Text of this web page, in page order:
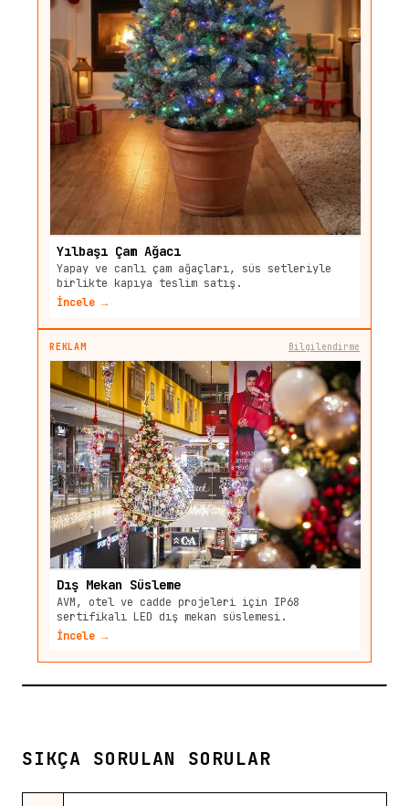
Yılbaşı Çam Ağacı
Yapay ve canlı çam ağaçları, süs setleriyle
birlikte kapıya teslim satış.
İncele →
REKLAM Bilgilendirme
Dış Mekan Süsleme
AVM, otel ve cadde projeleri için IP68
sertifikalı LED dış mekan süslemesi.
İncele →
SIKÇA SORULAN SORULAR